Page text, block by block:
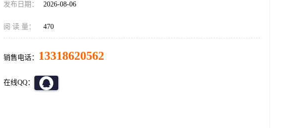
发布日期： 2026-08-06
阅 读 量： 470
销售电话： 13318620562
在线QQ：